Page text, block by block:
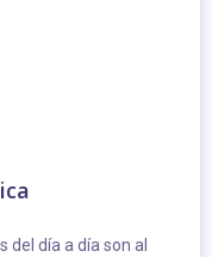
del día a día son al